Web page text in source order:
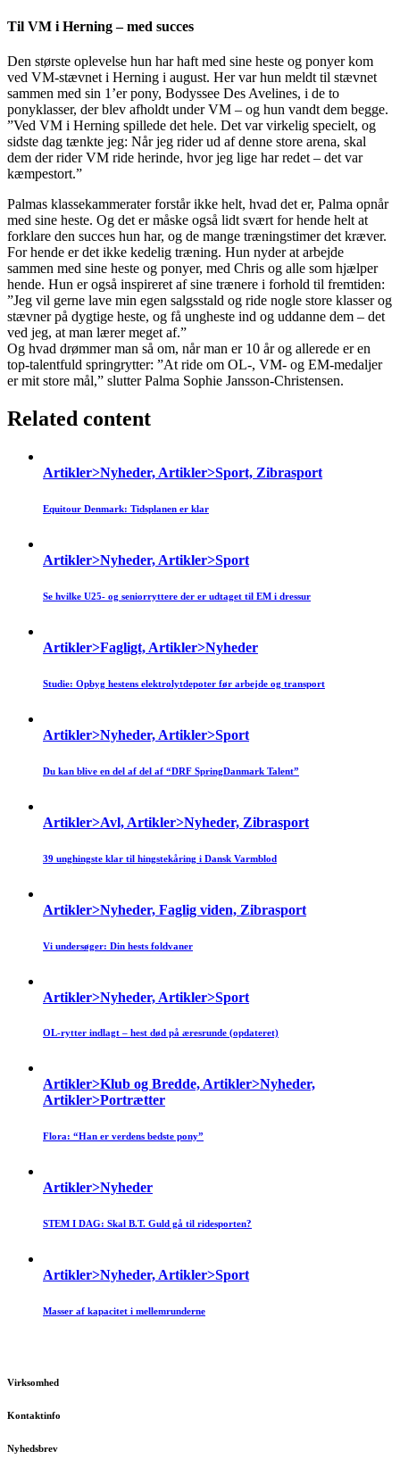
Til VM i Herning – med succes
Den største oplevelse hun har haft med sine heste og ponyer kom
ved VM-stævnet i Herning i august. Her var hun meldt til stævnet
sammen med sin 1’er pony, Bodyssee Des Avelines, i de to
ponyklasser, der blev afholdt under VM – og hun vandt dem begge.
”Ved VM i Herning spillede det hele. Det var virkelig specielt, og
sidste dag tænkte jeg: Når jeg rider ud af denne store arena, skal
dem der rider VM ride herinde, hvor jeg lige har redet – det var
kæmpestort.”
Palmas klassekammerater forstår ikke helt, hvad det er, Palma opnår
med sine heste. Og det er måske også lidt svært for hende helt at
forklare den succes hun har, og de mange træningstimer det kræver.
For hende er det ikke kedelig træning. Hun nyder at arbejde
sammen med sine heste og ponyer, med Chris og alle som hjælper
hende. Hun er også inspireret af sine trænere i forhold til fremtiden:
”Jeg vil gerne lave min egen salgsstald og ride nogle store klasser og
stævner på dygtige heste, og få ungheste ind og uddanne dem – det
ved jeg, at man lærer meget af.”
Og hvad drømmer man så om, når man er 10 år og allerede er en
top-talentfuld springrytter: ”At ride om OL-, VM- og EM-medaljer
er mit store mål,” slutter Palma Sophie Jansson-Christensen.
Related content
Artikler>Nyheder, Artikler>Sport, Zibrasport
Equitour Denmark: Tidsplanen er klar
Artikler>Nyheder, Artikler>Sport
Se hvilke U25- og seniorryttere der er udtaget til EM i dressur
Artikler>Fagligt, Artikler>Nyheder
Studie: Opbyg hestens elektrolytdepoter før arbejde og transport
Artikler>Nyheder, Artikler>Sport
Du kan blive en del af del af “DRF SpringDanmark Talent”
Artikler>Avl, Artikler>Nyheder, Zibrasport
39 unghingste klar til hingstekåring i Dansk Varmblod
Artikler>Nyheder, Faglig viden, Zibrasport
Vi undersøger: Din hests foldvaner
Artikler>Nyheder, Artikler>Sport
OL-rytter indlagt – hest død på æresrunde (opdateret)
Artikler>Klub og Bredde, Artikler>Nyheder,
Artikler>Portrætter
Flora: “Han er verdens bedste pony”
Artikler>Nyheder
STEM I DAG: Skal B.T. Guld gå til ridesporten?
Artikler>Nyheder, Artikler>Sport
Masser af kapacitet i mellemrunderne
Virksomhed
Kontaktinfo
Nyhedsbrev